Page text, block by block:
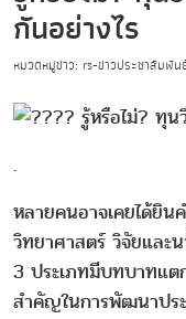
กันอย่างไร
หมวดหมู่ข่าว: rs-ข่าวประชาสัมพั
รู้หรือไม่? ทุน
.
หลายคนอาจเคยได้ยิน
วิทยาศาสตร์ วิจัยและ
3 ประเภทมีบทบาทแต
สำคัญในการพัฒนาปร